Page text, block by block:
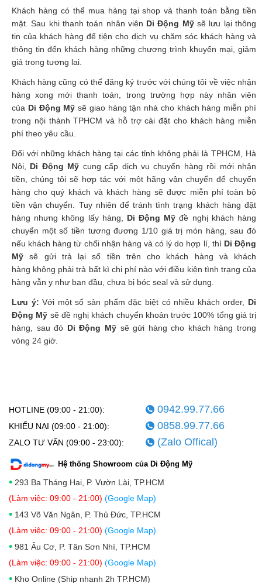
Khách hàng có thể mua hàng tại shop và thanh toán bằng tiền
mặt. Sau khi thanh toán nhân viên Di Động Mỹsẽ lưu lại thông
tin của khách hàng để tiện cho dịch vụ chăm sóc khách hàng và
thông tin đến khách hàng những chương trình khuyến mại, giảm
giá trong tương lai.
Khách hàng cũng có thể đăng ký trước với chúng tôi về việc nhận
hàng xong mới thanh toán, trong trường hợp này nhân viên
của Di Động Mỹ sẽ giao hàng tận nhà cho khách hàng miễn phí
trong nội thành TPHCM và hỗ trợ cài đặt cho khách hàng miễn
phí theo yêu cầu.
Đối với những khách hàng tại các tỉnh không phải là TPHCM, Hà
Nội, Di Động Mỹ cung cấp dịch vụ chuyển hàng rồi mới nhận
tiền, chúng tôi sẽ hợp tác với một hãng vận chuyển để chuyển
hàng cho quý khách và khách hàng sẽ được miễn phí toàn bộ
tiền vận chuyển. Tuy nhiên để tránh tình trạng khách hàng đặt
hàng nhưng không lấy hàng, Di Động Mỹ đề nghị khách hàng
chuyển một số tiền tương đương 1/10 giá trị món hàng, sau đó
nếu khách hàng từ chối nhận hàng và có lý do hợp lí, thì Di Động
Mỹ sẽ gửi trả lại số tiền trên cho khách hàng và khách
hàng không phải trả bất kì chi phí nào với điều kiện tình trạng của
hàng vẫn y như ban đầu, chưa bị bóc seal và sử dụng.
Lưu ý: Với một số sản phẩm đặc biệt có nhiều khách order, Di
Động Mỹ sẽ đề nghị khách chuyển khoản trước 100% tổng giá trị
hàng, sau đó Di Động Mỹ sẽ gửi hàng cho khách hàng trong
vòng 24 giờ.
HOTLINE (09:00 - 21:00): 0942.99.77.66
KHIẾU NẠI (09:00 - 21:00): 0858.99.77.66
ZALO TƯ VẤN (09:00 - 23:00): (Zalo Offical)
Hệ thống Showroom của Di Động Mỹ
• 293 Ba Tháng Hai, P. Vườn Lài, TP.HCM
(Làm việc: 09:00 - 21:00) (Google Map)
• 143 Võ Văn Ngân, P. Thủ Đức, TP.HCM
(Làm việc: 09:00 - 21:00) (Google Map)
• 981 Âu Cơ, P. Tân Sơn Nhì, TP.HCM
(Làm việc: 09:00 - 21:00) (Google Map)
• Kho Online (Ship nhanh 2h TP.HCM)